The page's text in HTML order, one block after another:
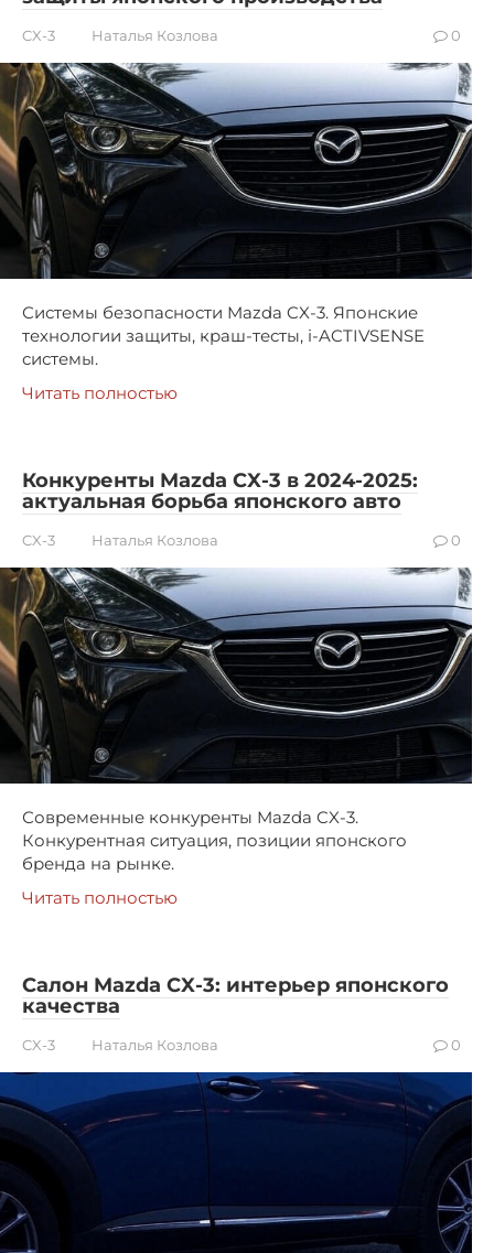
CX-3 Наталья Козлова 0
Системы безопасности Mazda CX-3. Японские
технологии защиты, краш-тесты, i-ACTIVSENSE
системы.
Читать полностью
Конкуренты Mazda CX-3 в 2024-2025:
актуальная борьба японского авто
CX-3 Наталья Козлова 0
Современные конкуренты Mazda CX-3.
Конкурентная ситуация, позиции японского
бренда на рынке.
Читать полностью
Салон Mazda CX-3: интерьер японского
качества
CX-3 Наталья Козлова 0